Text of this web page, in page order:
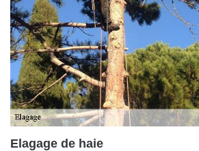
Elagage de haie